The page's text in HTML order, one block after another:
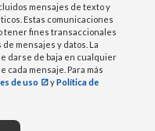
mensajes de texto y
Estas comunicaciones
tener fines transaccionales
mensajes y datos. La
darse de baja en cualquier
cada mensaje. Para más
de uso yPolítica de